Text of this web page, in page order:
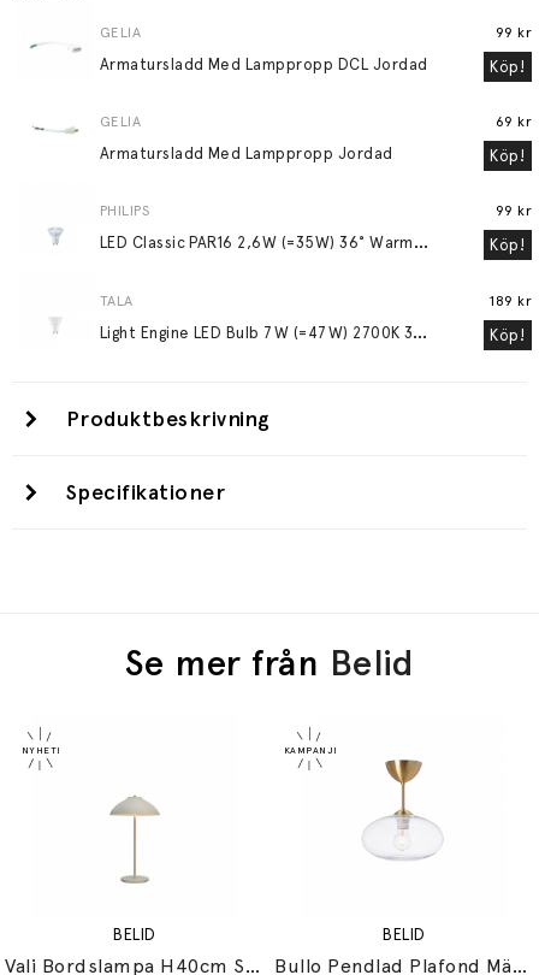
GELIA
Armatursladd Med Lamppropp DCL Jordad
99 kr
Köp!
GELIA
Armatursladd Med Lamppropp Jordad
69 kr
Köp!
PHILIPS
L
ED Classic PAR16 2,6W (=35W) 36° WarmGlow GU10
99 kr
Köp!
TALA
L
ight Engine LED Bulb 7W (=47W) 2700K 36° GU10
189 kr
Köp!
Produktbeskrivning
Specifikationer
Se mer från Belid
BELID
Vali Bordslampa H40cm Sand
BELID
Bullo Pendlad Plafond Mässing/Klarglas IP21